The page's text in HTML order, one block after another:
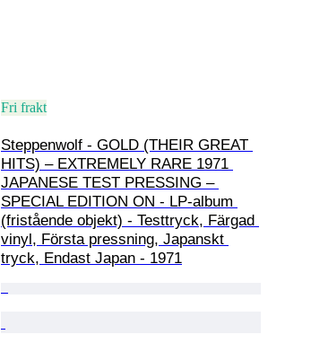
Fri frakt
Steppenwolf - GOLD (THEIR GREAT
HITS) – EXTREMELY RARE 1971
JAPANESE TEST PRESSING –
SPECIAL EDITION ON - LP-album
(fristående objekt) - Testtryck, Färgad
vinyl, Första pressning, Japanskt
tryck, Endast Japan - 1971